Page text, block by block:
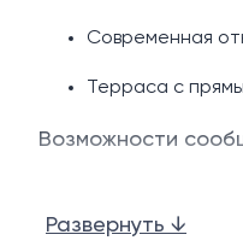
Современная
Терраса с
Возможности
Детский бассейн
Развернуть ↓